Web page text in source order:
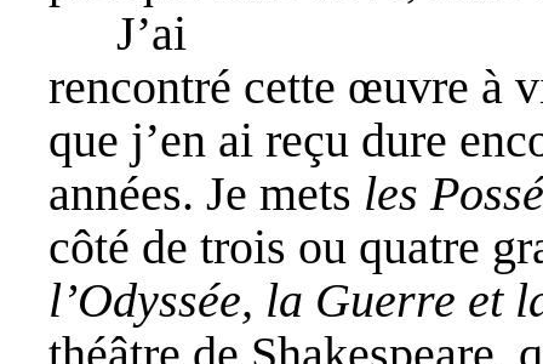
J’ai
rencontré cette œuvre à
que j’en ai reçu dure
années. Je mets les
côté de trois ou quatre
l’Odyssée, la Guerre et